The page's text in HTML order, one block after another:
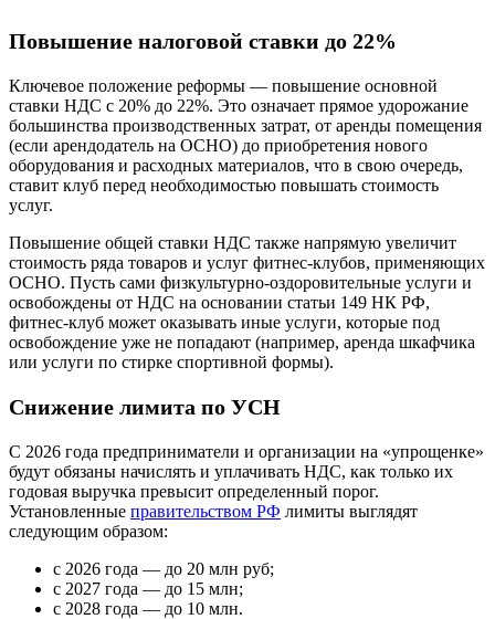
Повышение налоговой ставки до 22%
Ключевое положение реформы — повышение основной
ставки НДС с 20% до 22%. Это означает прямое удорожание
большинства производственных затрат, от аренды помещения
(если арендодатель на ОСНО) до приобретения нового
оборудования и расходных материалов, что в свою очередь,
ставит клуб перед необходимостью повышать стоимость
услуг.
Повышение общей ставки НДС также напрямую увеличит
стоимость ряда товаров и услуг фитнес-клубов, применяющих
ОСНО. Пусть сами физкультурно-оздоровительные услуги и
освобождены от НДС на основании статьи 149 НК РФ,
фитнес-клуб может оказывать иные услуги, которые под
освобождение уже не попадают (например, аренда шкафчика
или услуги по стирке спортивной формы).
Снижение лимита по УСН
С 2026 года предприниматели и организации на «упрощенке»
будут обязаны начислять и уплачивать НДС, как только их
годовая выручка превысит определенный порог.
Установленные правительством РФ лимиты выглядят
следующим образом:
с 2026 года — до 20 млн руб;
с 2027 года — до 15 млн;
с 2028 года — до 10 млн.